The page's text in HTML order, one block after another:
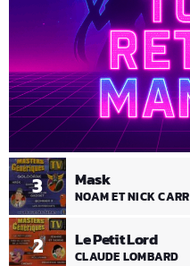
2 Le Petit Lord
CLAUDE LOMBARD
3 Mask
NOAM ET NICK CARR